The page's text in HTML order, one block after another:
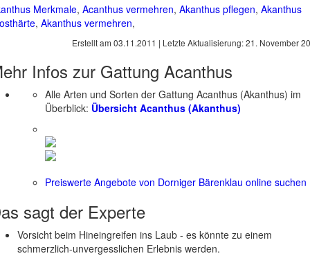
Merkmale, Acanthus vermehren, Akanthus pflegen, Akanthus
, Akanthus vermehren,
Erstellt am 03.11.2011 | Letzte Aktualisierung:21. November
Infos zur Gattung Acanthus
Alle Arten und Sorten der Gattung Acanthus (Akanthus) im
Überblick: Übersicht Acanthus (Akanthus)
Preiswerte Angebote von Dorniger Bärenklau online suchen
sagt der Experte
Vorsicht beim Hineingreifen ins Laub - es könnte zu einem
schmerzlich-unvergesslichen Erlebnis werden.